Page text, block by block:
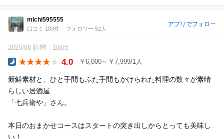
michi595555
口コミ 103件 フォロワー 52人
アプリでフォロー
2025/08 訪問 1回目
4.0 ￥6,000～￥7,999/1人
新鮮素材と、ひと手間もふた手間もかけられた料理の数々が素晴
らしい居酒屋
「七兵衛や」さん。
本日のおまかせコースはスタートの突き出しからとっても美味し
い！